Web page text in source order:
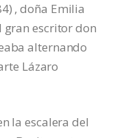
, doña Emilia
gran escritor don
alternando
Lázaro
la escalera del